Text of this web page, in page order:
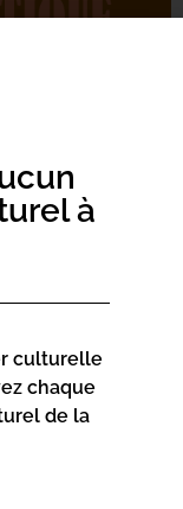
à
culturelle
chaque
de la